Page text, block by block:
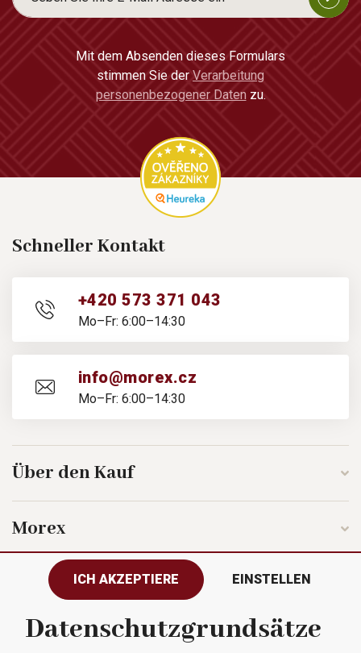
Mit dem Absenden dieses Formulars
stimmen Sie der Verarbeitung
personenbezogener Daten zu.
Schneller Kontakt
+420 573 371 043
Mo–Fr: 6:00–14:30
info@morex.cz
Mo–Fr: 6:00–14:30
Über den Kauf
Morex
Folgen Sie uns
ICH AKZEPTIERE EINSTELLEN
Datenschutzgrundsätze